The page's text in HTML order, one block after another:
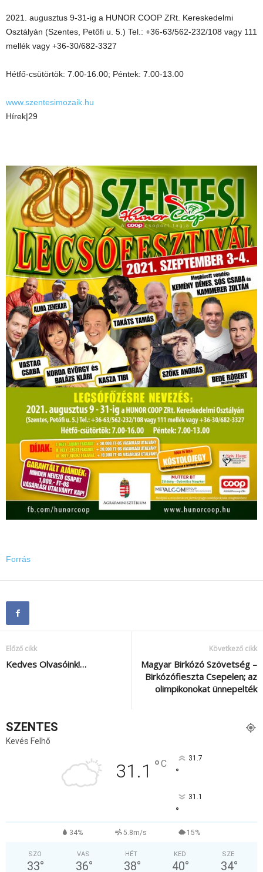
2021. augusztus 9-31-ig a HUNOR COOP ZRt. Kereskedelmi
Osztályán (Szentes, Petőfi u. 5.) Tel.: +36-63/562-232/108 vagy 111
mellék vagy +36-30/682-3327
Hétfő-csütörtök: 7.00-16.00; Péntek: 7.00-13.00
www.szentesimozaik.hu
Hírek|29
Forrás
Előző cikk
Kedves Olvasóink!…
Következő cikk
Magyar Birkózó Szövetség –
Birkózófieszta Csepelen; az
olimpikonokat ünnepelték
SZENTES
Kevés Felhő
31.1 °C 31.7
°
31.1
°
34% 5.8m/s 15%
SZO
33°
VAS
36°
HÉT
38°
KED
40°
SZE
34°